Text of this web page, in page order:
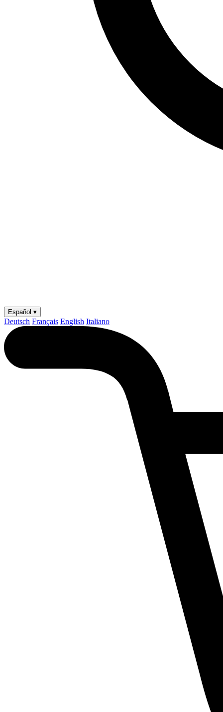
Español ▾
Deutsch Français English Italiano